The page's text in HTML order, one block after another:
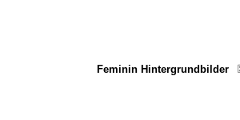
Feminin Hintergrundbilder